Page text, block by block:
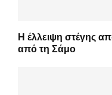
Η έλλειψη στέγης
από τη Σάμο